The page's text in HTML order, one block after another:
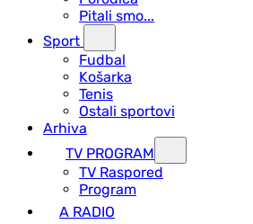
Pitali smo...
Sport
Fudbal
Košarka
Tenis
Ostali sportovi
Arhiva
TV PROGRAM
ТV Raspored
Program
A RADIO